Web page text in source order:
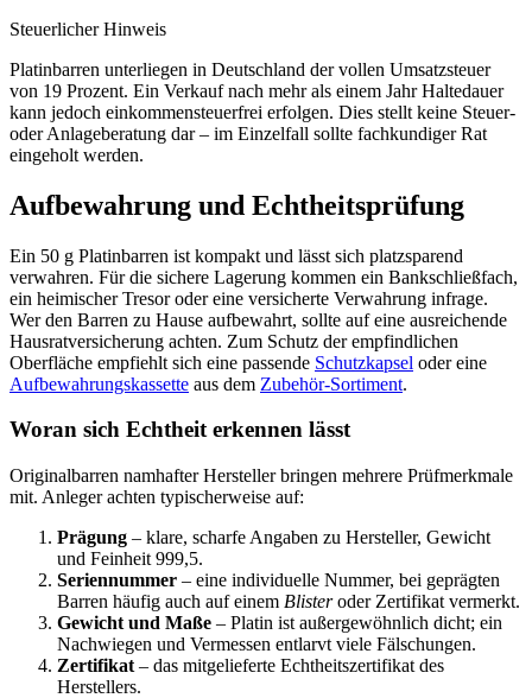
Steuerlicher Hinweis
Platinbarren unterliegen in Deutschland der vollen Umsatzsteuer
von 19 Prozent. Ein Verkauf nach mehr als einem Jahr Haltedauer
kann jedoch einkommensteuerfrei erfolgen. Dies stellt keine Steuer-
oder Anlageberatung dar – im Einzelfall sollte fachkundiger Rat
eingeholt werden.
Aufbewahrung und Echtheitsprüfung
Ein 50 g Platinbarren ist kompakt und lässt sich platzsparend
verwahren. Für die sichere Lagerung kommen ein Bankschließfach,
ein heimischer Tresor oder eine versicherte Verwahrung infrage.
Wer den Barren zu Hause aufbewahrt, sollte auf eine ausreichende
Hausratversicherung achten. Zum Schutz der empfindlichen
Oberfläche empfiehlt sich eine passende Schutzkapsel oder eine
Aufbewahrungskassette aus dem Zubehör-Sortiment.
Woran sich Echtheit erkennen lässt
Originalbarren namhafter Hersteller bringen mehrere Prüfmerkmale
mit. Anleger achten typischerweise auf:
Prägung – klare, scharfe Angaben zu Hersteller, Gewicht
und Feinheit 999,5.
Seriennummer – eine individuelle Nummer, bei geprägten
Barren häufig auch auf einem Blisteroder Zertifikat vermerkt.
Gewicht und Maße – Platin ist außergewöhnlich dicht; ein
Nachwiegen und Vermessen entlarvt viele Fälschungen.
Zertifikat – das mitgelieferte Echtheitszertifikat des
Herstellers.